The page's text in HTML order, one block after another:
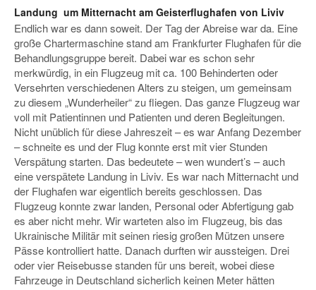
Landung um Mitternacht am Geisterflughafen von Liviv
Endlich war es dann soweit. Der Tag der Abreise war da. Eine
große Chartermaschine stand am Frankfurter Flughafen für die
Behandlungsgruppe bereit. Dabei war es schon sehr
merkwürdig, in ein Flugzeug mit ca. 100 Behinderten oder
Versehrten verschiedenen Alters zu steigen, um gemeinsam
zu diesem „Wunderheiler“ zu fliegen. Das ganze Flugzeug war
voll mit Patientinnen und Patienten und deren Begleitungen.
Nicht unüblich für diese Jahreszeit – es war Anfang Dezember
– schneite es und der Flug konnte erst mit vier Stunden
Verspätung starten. Das bedeutete – wen wundert’s – auch
eine verspätete Landung in Liviv. Es war nach Mitternacht und
der Flughafen war eigentlich bereits geschlossen. Das
Flugzeug konnte zwar landen, Personal oder Abfertigung gab
es aber nicht mehr. Wir warteten also im Flugzeug, bis das
Ukrainische Militär mit seinen riesig großen Mützen unsere
Pässe kontrolliert hatte. Danach durften wir aussteigen. Drei
oder vier Reisebusse standen für uns bereit, wobei diese
Fahrzeuge in Deutschland sicherlich keinen Meter hätten